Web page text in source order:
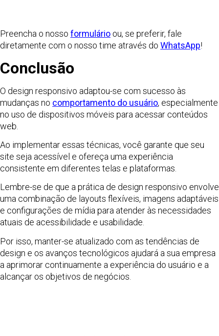
Preencha o nosso formulário ou, se preferir, fale
diretamente com o nosso time através do WhatsApp!
Conclusão
O design responsivo adaptou-se com sucesso às
mudanças no comportamento do usuário, especialmente
no uso de dispositivos móveis para acessar conteúdos
web.
Ao implementar essas técnicas, você garante que seu
site seja acessível e ofereça uma experiência
consistente em diferentes telas e plataformas.
Lembre-se de que a prática de design responsivo envolve
uma combinação de layouts flexíveis, imagens adaptáveis
e configurações de mídia para atender às necessidades
atuais de acessibilidade e usabilidade.
Por isso, manter-se atualizado com as tendências de
design e os avanços tecnológicos ajudará a sua empresa
a aprimorar continuamente a experiência do usuário e a
alcançar os objetivos de negócios.